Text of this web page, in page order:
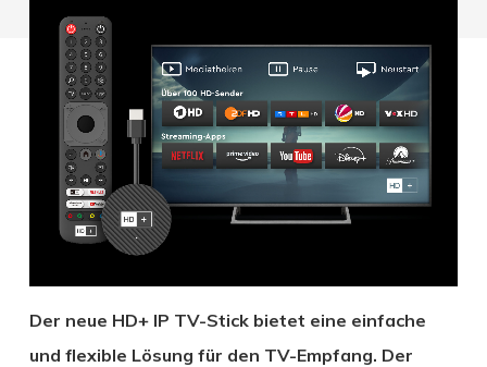
Der neue HD+ IP TV-Stick bietet eine einfache
und flexible Lösung für den TV-Empfang. Der